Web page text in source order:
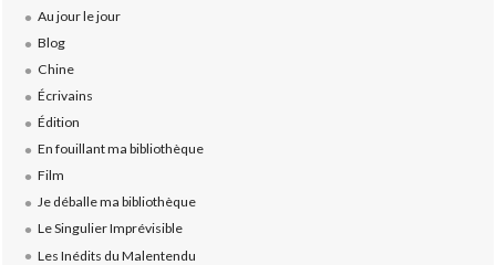
Au jour le jour
Blog
Chine
Écrivains
Édition
En fouillant ma bibliothèque
Film
Je déballe ma bibliothèque
Le Singulier Imprévisible
Les Inédits du Malentendu